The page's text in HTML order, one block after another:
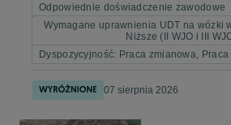
Odpowiednie doświadczenie zawodowe
Wymagane uprawnienia UDT na wózki
Niższe (II WJO i III
Dyspozycyjność: Praca zmianowa,
07 sierpnia 2026